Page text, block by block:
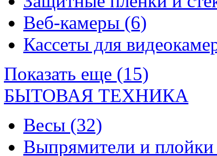
Веб-камеры (6)
Кассеты для
Показать еще (15)
БЫТОВАЯ ТЕХНИКА
Весы (32)
Выпрямители и